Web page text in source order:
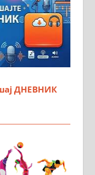
ДНЕВНИК